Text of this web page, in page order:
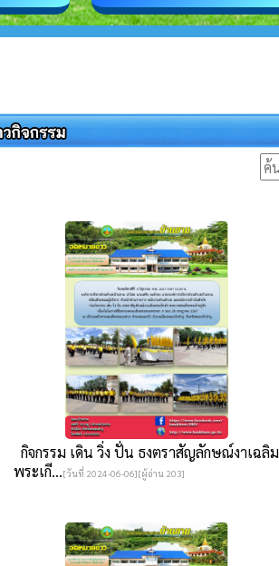
กิจกรรม เดิน วิ่ง ปั่น ธงตราสัญลักษณ์งาเฉลิม
พระเกี...[วันที่ 2024-06-06][ผู้อ่าน 203]